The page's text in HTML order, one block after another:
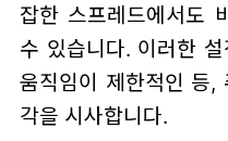
잡한 스프레드에서도
수 있습니다. 이러한
움직임이 제한적인 등,
각을 시사합니다.